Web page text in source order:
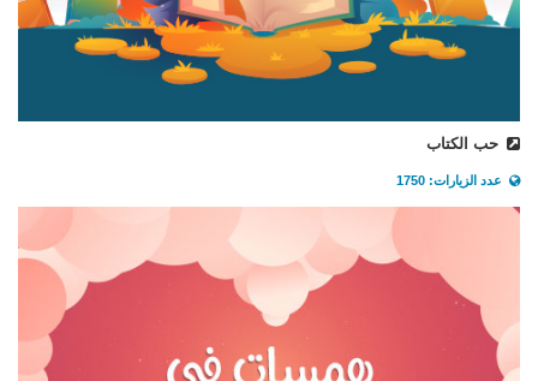
حب الكتاب
عدد الزيارات: 1750